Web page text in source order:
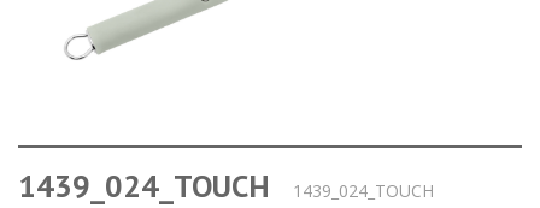
1439_024_TOUCH 1439_024_TOUCH